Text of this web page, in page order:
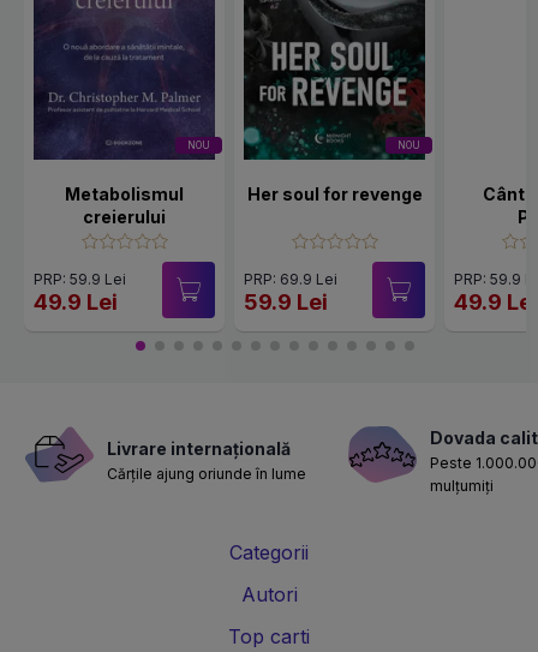
NOU
Metabolismul
creierului
PRP: 59.9 Lei
49.9 Lei
NOU
Her soul for revenge
PRP: 69.9 Lei
59.9 Lei
PRP: 59.9
49.9 Lei
Livrare internațională
Cărțile ajung oriunde în lume
Dovada
Peste
mulțumiți
Categorii
Autori
Top carti